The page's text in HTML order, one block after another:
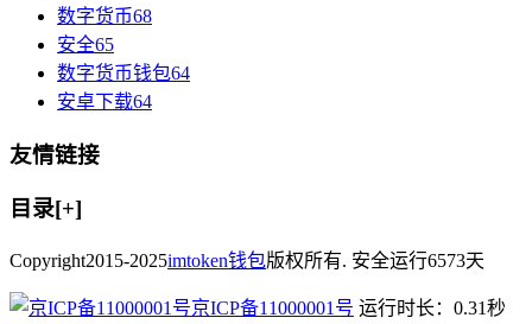
数字货币68
安全65
数字货币钱包64
安卓下载64
友情链接
目录[+]
Copyright2015-2025imtoken钱包版权所有. 安全运行6573天
京ICP备11000001号 运行时长：0.31秒